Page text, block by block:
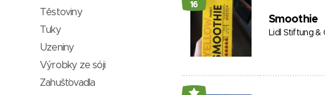
16
Smoothie
Lidl Stiftung &
Těstoviny
Tuky
Uzeniny
Výrobky ze sóji
Zahušťovadla